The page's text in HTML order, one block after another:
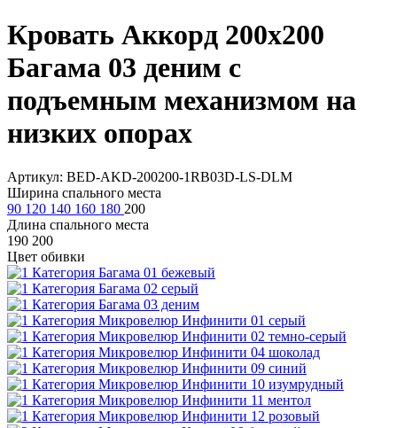
Кровать Аккорд 200х200
Багама 03 деним с
подъемным механизмом на
низких опорах
Артикул: BED-AKD-200200-1RB03D-LS-DLM
Ширина спального места
90 120 140 160 180 200
Длина спального места
190 200
Цвет обивки